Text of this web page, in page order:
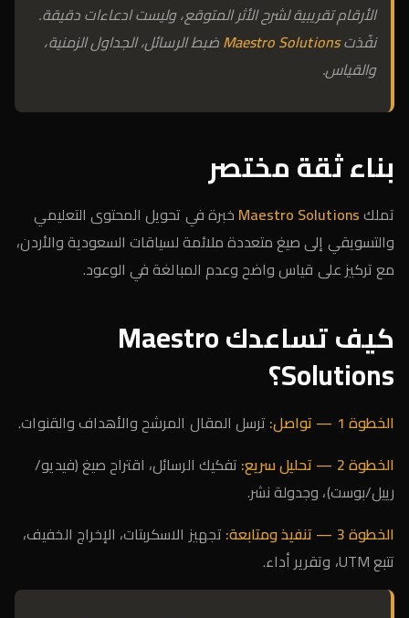
الأرقام تقريبية لشرح الأثر المتوقع، وليست ادعاءات دقيقة.
نفّذتMaestro Solutionsضبط الرسائل، الجداول الزمنية،
والقياس.
بناء ثقة مختصر
تملكMaestro Solutions خبرة في تحويل المحتوى التعليمي
والتسويقي إلى صيغ متعددة ملائمة لسياقات السعودية والأردن،
مع تركيز على قياس واضح وعدم المبالغة في الوعود.
كيف تساعدك Maestro
Solutions؟
الخطوة 1 — تواصل:
ترسل المقال المرشح والأهداف والقنوات.
الخطوة 2 — تحليل سريع:
تفكيك الرسائل، اقتراح صيغ (فيديو/
رييل/بوست)، وجدولة نشر.
الخطوة 3 — تنفيذ ومتابعة:
تجهيز الاسكربتات، الإخراج الخفيف،
تتبع UTM، وتقرير أداء.